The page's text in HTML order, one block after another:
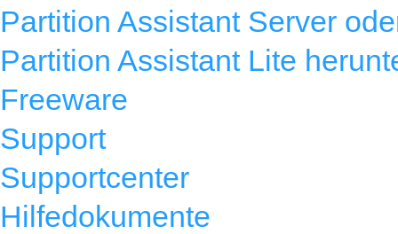
Partition Assistant Server
Partition Assistant Lite
Freeware
Support
Supportcenter
Hilfedokumente